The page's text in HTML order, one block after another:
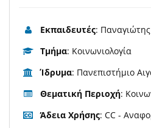
Εκπαιδευτές:
Τμήμα: Κοινωνιολογία
Ίδρυμα: Πανεπιστήμιο
Θεματική Περιοχή:
Άδεια Χρήσης: CC -